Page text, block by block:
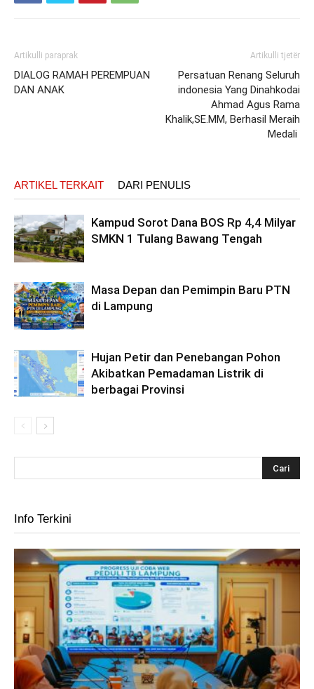
Artikulli paraprak
DIALOG RAMAH PEREMPUAN
DAN ANAK
Artikulli tjetër
Persatuan Renang Seluruh
indonesia Yang Dinahkodai
Ahmad Agus Rama
Khalik,SE.MM, Berhasil Meraih
Medali
ARTIKEL TERKAIT DARI PENULIS
Kampud Sorot Dana BOS Rp 4,4 Milyar
SMKN 1 Tulang Bawang Tengah
Masa Depan dan Pemimpin Baru PTN
di Lampung
Hujan Petir dan Penebangan Pohon
Akibatkan Pemadaman Listrik di
berbagai Provinsi
Info Terkini